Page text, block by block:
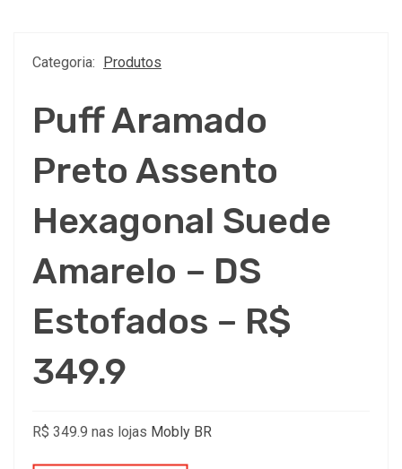
Categoria: Produtos
Puff Aramado
Preto Assento
Hexagonal Suede
Amarelo – DS
Estofados – R$
349.9
R$ 349.9 nas lojas Mobly BR